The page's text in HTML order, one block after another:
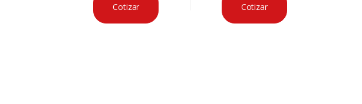
Cotizar Cotizar